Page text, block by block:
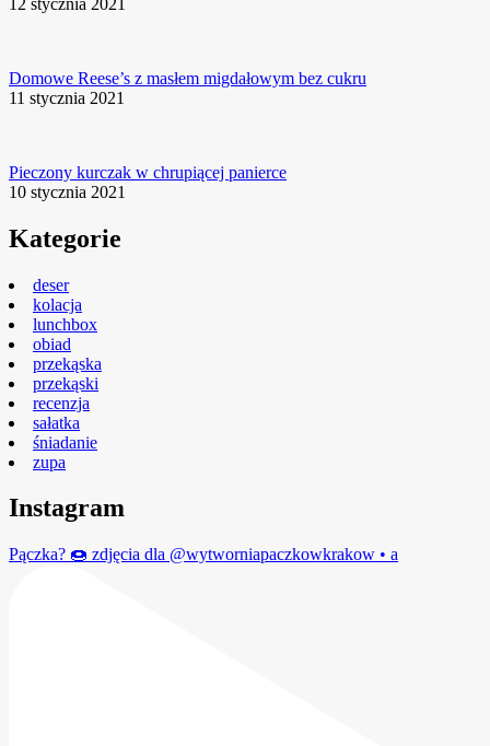
Domowe Reese’s z masłem migdałowym bez cukru
11 stycznia 2021
Pieczony kurczak w chrupiącej panierce
10 stycznia 2021
Kategorie
deser
kolacja
lunchbox
obiad
przekąska
przekąski
recenzja
sałatka
śniadanie
zupa
Instagram
Pączka? 🍩 zdjęcia dla @wytworniapaczkowkrakow • a